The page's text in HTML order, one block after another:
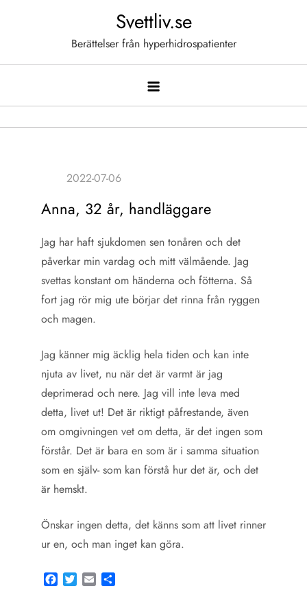
Svettliv.se
Berättelser från hyperhidrospatienter
Anna, 32 år, handläggare
Jag har haft sjukdomen sen tonåren och det
påverkar min vardag och mitt välmående. Jag
svettas konstant om händerna och fötterna. Så
fort jag rör mig ute börjar det rinna från ryggen
och magen.
Jag känner mig äcklig hela tiden och kan inte
njuta av livet, nu när det är varmt är jag
deprimerad och nere. Jag vill inte leva med
detta, livet ut! Det är riktigt påfrestande, även
om omgivningen vet om detta, är det ingen som
förstår. Det är bara en som är i samma situation
som en själv- som kan förstå hur det är, och det
är hemskt.
Önskar ingen detta, det känns som att livet rinner
ur en, och man inget kan göra.
Facebook
TwitterEmail